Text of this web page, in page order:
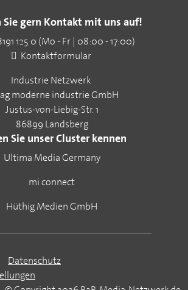
Sie gern Kontakt mit uns auf!
125 0 (Mo - Fr | 08:00 - 17:00)
Kontaktformular
Industrie Netzwerk
moderne industrie GmbH
Justus-von-Liebig-Str. 1
86899 Landsberg
Sie unser Cluster kennen
Ultima Media Germany
mi connect
Hüthig Medien GmbH
Datenschutz